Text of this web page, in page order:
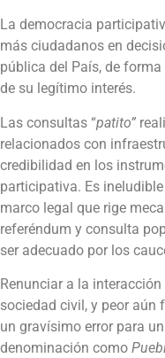
La democracia
más ciudadanos en
pública del País, de
de su legítimo interés.
Las consultas “patito”
relacionados con
credibilidad en los
participativa. Es
marco legal que rige
referéndum y consulta
ser adecuado por los
Renunciar a la
sociedad civil, y peor aún
un gravísimo error para
denominación como